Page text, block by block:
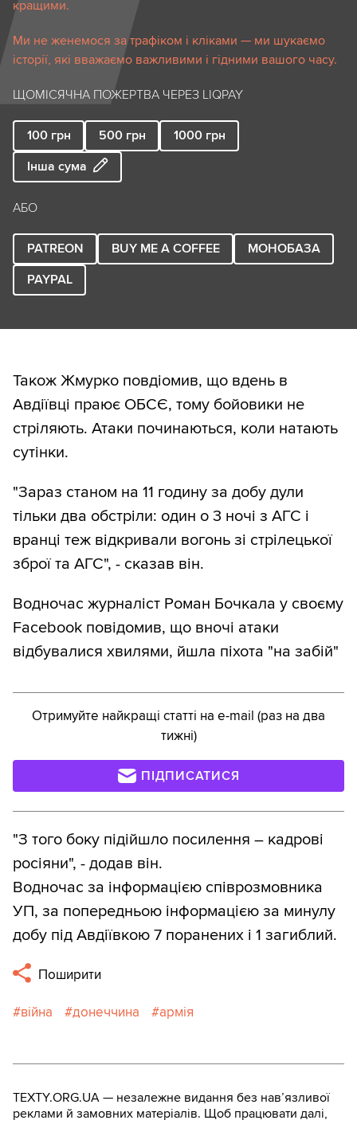
кращими.
Ми не женемося за трафіком і кліками — ми шукаємо
історії, які вважаємо важливими і гідними вашого часу.
ЩОМІСЯЧНА ПОЖЕРТВА ЧЕРЕЗ LIQPAY
100 грн 500 грн 1000 грн
Інша сума
АБО
PATREON BUY ME A COFFEE
МОНОБАЗА
PAYPAL
Також Жмурко повдіомив, що вдень в
Авдіївці праює ОБСЄ, тому бойовики не
стріляють. Атаки починаються, коли натають
сутінки.
"Зараз станом на 11 годину за добу дули
тільки два обстріли: один о 3 ночі з АГС і
вранці теж відкривали вогонь зі стрілецької
зброї та АГС", - сказав він.
Водночас журналіст Роман Бочкала у своєму
Facebook повідомив, що вночі атаки
відбувалися хвилями, йшла піхота "на забій"
Отримуйте найкращі статті на e-mail (раз на два
тижні)
ПІДПИСАТИСЯ
"З того боку підійшло посилення – кадрові
росіяни", - додав він.
Водночас за інформацією співрозмовника
УП, за попередньою інформацією за минулу
добу під Авдіївкою 7 поранених і 1 загиблий.
Поширити
війна донеччина армія
TEXTY.ORG.UA — незалежне видання без навʼязливої
реклами й замовних матеріалів. Щоб працювати далі,